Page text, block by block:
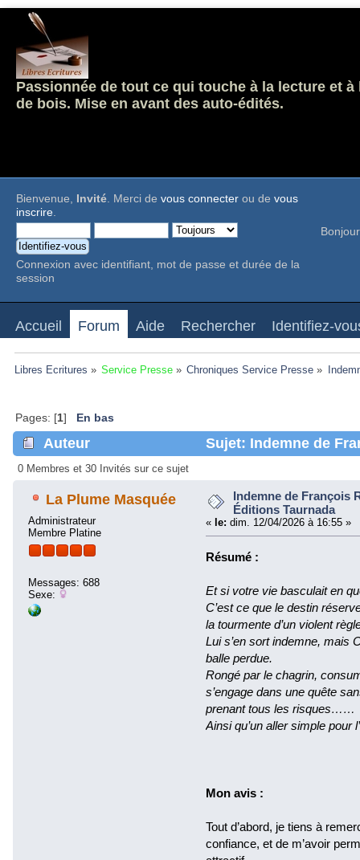
Passionnée de tout ce qui touche à la lecture et
de bois. Mise en avant des auto-édités.
Bienvenue, Invité. Merci de vous connecter ou de vous
inscrire.
Connexion avec identifiant, mot de passe et durée de la
session
Accueil Forum Aide Rechercher Identifiez-
Libres Ecritures » Service Presse» Chroniques Service Presse »
Pages: [1] En bas
Auteur
Sujet: Indemne de
(Lu 344113 fois)
0 Membres et 30 Invités sur ce sujet
La Plume Masquée
Administrateur
Membre Platine
Messages: 688
Sexe:
Indemne de François
Éditions Taurnada
« le: dim. 12/04/2026 à 16:55 »
Résumé :
Et si votre vie basculait en
C’est ce que le destin
la tourmente d’un violent
Lui s’en sort indemne, mais
balle perdue.
Rongé par le chagrin,
s’engage dans une quête
prenant tous les risques……
Ainsi qu’un aller simple pour
Mon avis :
Tout d’abord, je tiens à
confiance, et de m’avoir